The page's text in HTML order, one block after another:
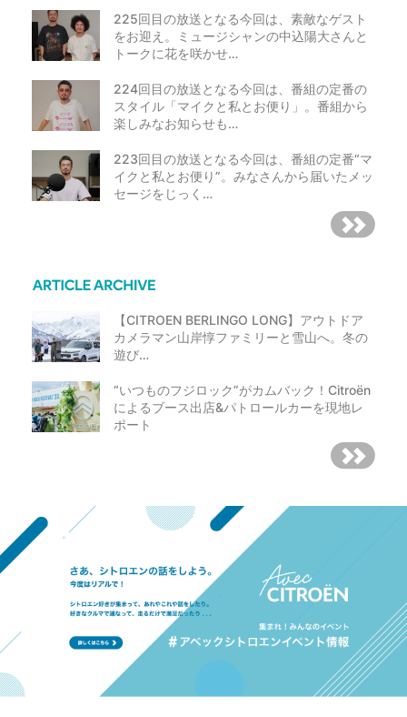
225回目の放送となる今回は、素敵なゲスト
をお迎え。ミュージシャンの中込陽大さんと
トークに花を咲かせ…
224回目の放送となる今回は、番組の定番の
スタイル「マイクと私とお便り」。番組から
楽しみなお知らせも…
223回目の放送となる今回は、番組の定番“マ
イクと私とお便り”。みなさんから届いたメッ
セージをじっく…
【CITROEN BERLINGO LONG】アウトドア
カメラマン山岸惇ファミリーと雪山へ。冬の
遊び…
“いつものフジロック”がカムバック！Citroën
によるブース出店&パトロールカーを現地レ
ポート